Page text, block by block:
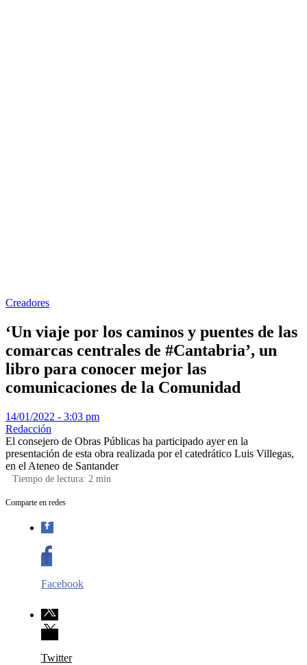
Creadores
‘Un viaje por los caminos y puentes de las
comarcas centrales de #Cantabria’, un
libro para conocer mejor las
comunicaciones de la Comunidad
14/01/2022 - 3:03 pm
Redacción
El consejero de Obras Públicas ha participado ayer en la
presentación de esta obra realizada por el catedrático Luis Villegas,
en el Ateneo de Santander
Tiempo de lectura: 2 min
Comparte en redes
Facebook
Twitter